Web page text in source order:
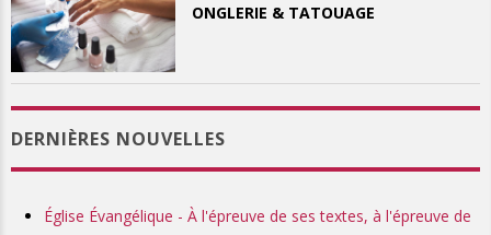
ONGLERIE & TATOUAGE
DERNIÈRES NOUVELLES
Église Évangélique - À l'épreuve de ses textes, à l'épreuve de